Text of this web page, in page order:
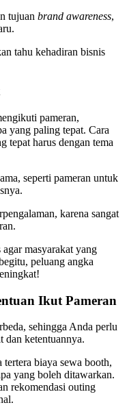
tujuan brand awareness,
tahu kehadiran bisnis
pameran,
yang paling tepat. Cara
harus dengan tema
seperti pameran untuk
karena sangat
masyarakat yang
peluang angka
Ikut Pameran
sehingga Anda perlu
dan ketentuannya.
biaya sewa booth,
yang boleh ditawarkan.
rekomendasi outing